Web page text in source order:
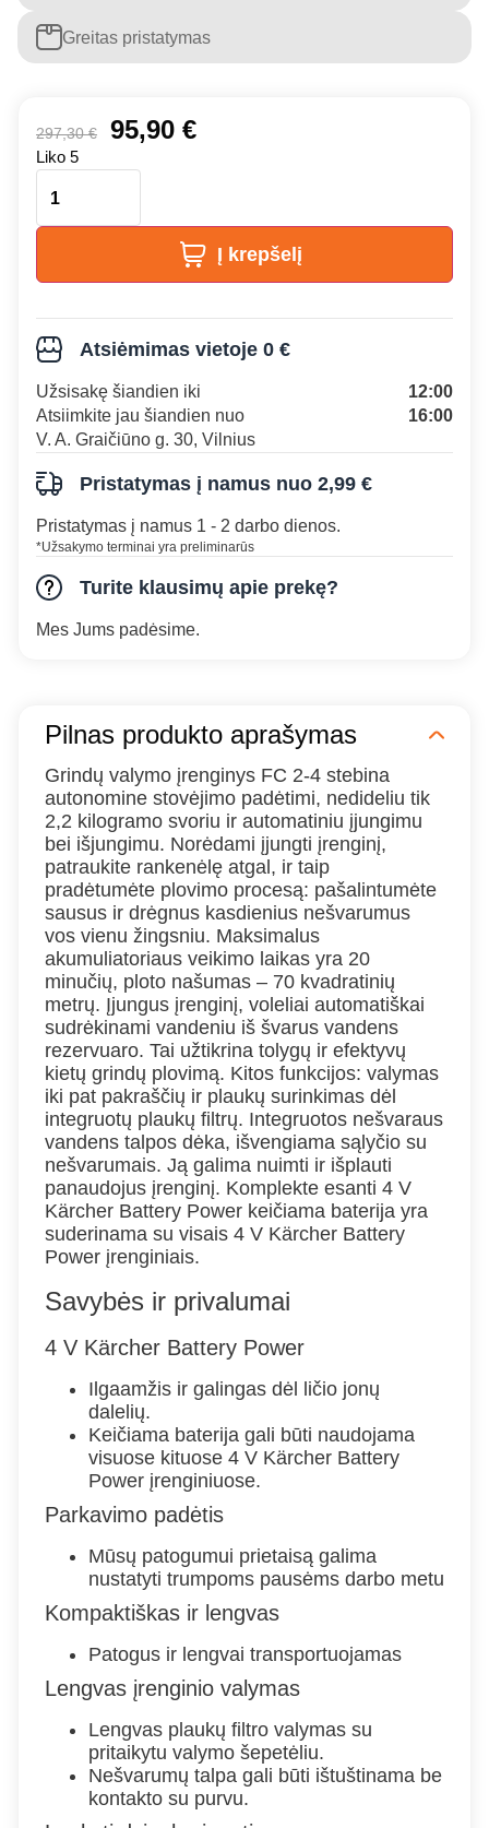
Greitas pristatymas
297,30€ 95,90 €
Liko 5
Į krepšelį
Atsiėmimas vietoje 0 €
Užsisakę šiandien iki
12:00
Atsiimkite jau šiandien nuo
16:00
V. A. Graičiūno g. 30, Vilnius
Pristatymas į namus nuo 2,99 €
Pristatymas į namus 1 - 2 darbo dienos.
*Užsakymo terminai yra preliminarūs
Turite klausimų apie prekę?
Mes Jums padėsime.
Pilnas produkto aprašymas
Grindų valymo įrenginys FC 2-4 stebina
autonomine stovėjimo padėtimi, nedideliu tik
2,2 kilogramo svoriu ir automatiniu įjungimu
bei išjungimu. Norėdami įjungti įrenginį,
patraukite rankenėlę atgal, ir taip
pradėtumėte plovimo procesą: pašalintumėte
sausus ir drėgnus kasdienius nešvarumus
vos vienu žingsniu. Maksimalus
akumuliatoriaus veikimo laikas yra 20
minučių, ploto našumas – 70 kvadratinių
metrų. Įjungus įrenginį, voleliai automatiškai
sudrėkinami vandeniu iš švarus vandens
rezervuaro. Tai užtikrina tolygų ir efektyvų
kietų grindų plovimą. Kitos funkcijos: valymas
iki pat pakraščių ir plaukų surinkimas dėl
integruotų plaukų filtrų. Integruotos nešvaraus
vandens talpos dėka, išvengiama sąlyčio su
nešvarumais. Ją galima nuimti ir išplauti
panaudojus įrenginį. Komplekte esanti 4 V
Kärcher Battery Power keičiama baterija yra
suderinama su visais 4 V Kärcher Battery
Power įrenginiais.
Savybės ir privalumai
4 V Kärcher Battery Power
Ilgaamžis ir galingas dėl ličio jonų
dalelių.
Keičiama baterija gali būti naudojama
visuose kituose 4 V Kärcher Battery
Power įrenginiuose.
Parkavimo padėtis
Mūsų patogumui prietaisą galima
nustatyti trumpoms pausėms darbo metu
Kompaktiškas ir lengvas
Patogus ir lengvai transportuojamas
Lengvas įrenginio valymas
Lengvas plaukų filtro valymas su
pritaikytu valymo šepetėliu.
Nešvarumų talpa gali būti ištuštinama be
kontakto su purvu.